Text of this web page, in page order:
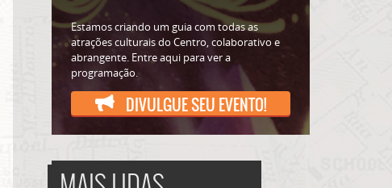
Estamos criando um guia com todas as
atrações culturais do Centro, colaborativo e
abrangente. Entre aqui para ver a
programação.
DIVULGUE SEU EVENTO!